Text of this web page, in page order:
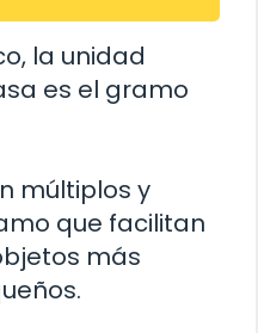
la unidad
es el gramo
múltiplos y
que facilitan
más